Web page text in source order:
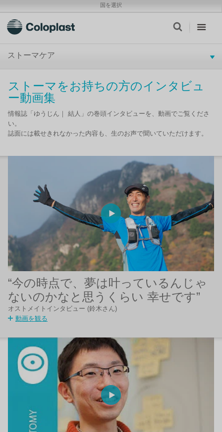
国を選択
ストーマケア
ストーマをお持ちの方のインタビュ
ー動画集
情報誌「ゆうじん｜ 結人」の巻頭インタビューを、動画でご覧くださ
い。
誌面には載せきれなかった内容も、生のお声で聞いていただけます。
“今の時点で、夢は叶っているんじゃ
ないのかなと思うくらい 幸せです”
オストメイトインタビュー (鈴木さん)
動画を観る